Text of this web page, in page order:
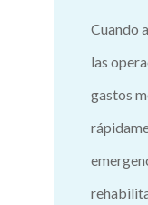
Cuando
las
gastos